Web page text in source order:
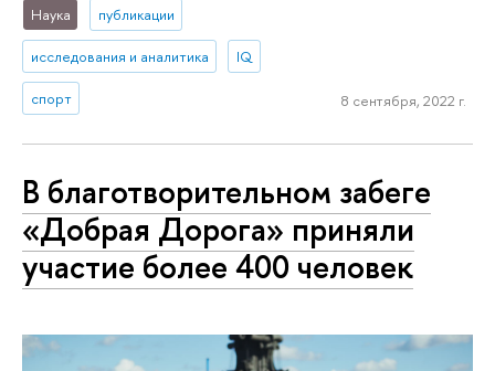
Наука публикации
исследования и аналитика IQ
спорт 8 сентября, 2022 г.
В благотворительном забеге
«Добрая Дорога» приняли
участие более 400 человек